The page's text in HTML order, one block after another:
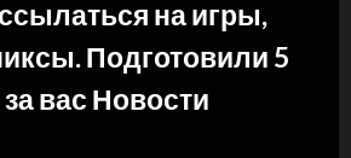
на игры,
Подготовили 5
вас Новости